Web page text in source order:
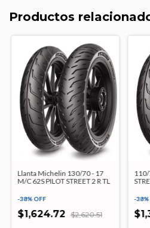
Productos
Llanta Michelin 130/70 - 17
M/C 62S PILOT STREET 2 R TL
-38%OFF
$1,624.72 $2,620.51
110/
-38%